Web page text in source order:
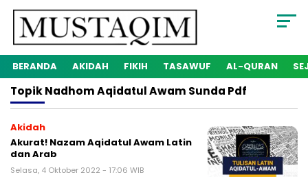
BERANDA AKIDAH FIKIH TASAWUF AL-QURAN
TopikNadhom Aqidatul Awam Sunda Pdf
Akidah
Akurat! Nazam Aqidatul Awam Latin
dan Arab
Selasa, 4 Oktober 2022 - 17:06 WIB